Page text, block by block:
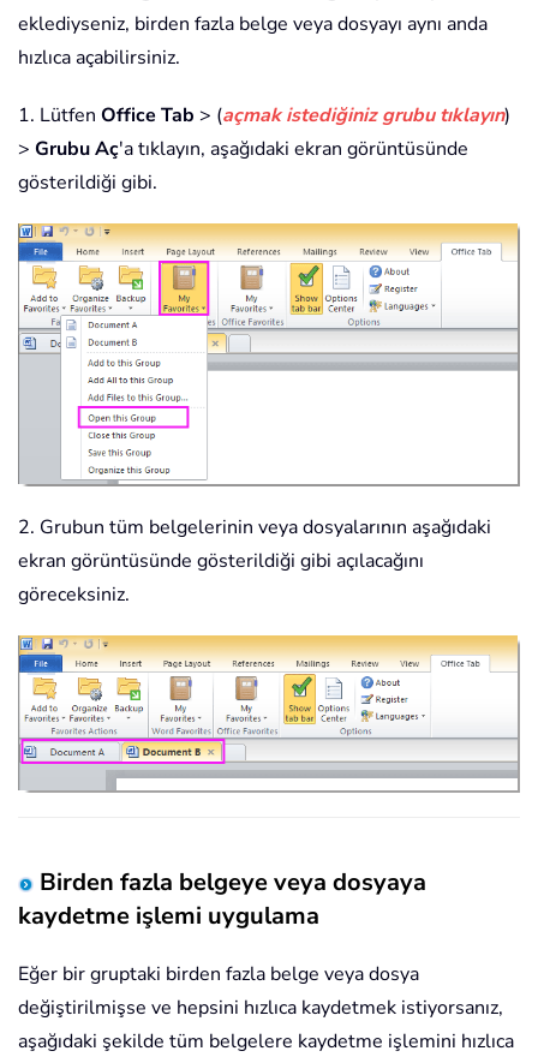
eklediyseniz, birden fazla belge veya dosyayı aynı anda
hızlıca açabilirsiniz.
1. Lütfen Office Tab > (açmak istediğiniz grubu tıklayın)
> Grubu Aç'a tıklayın, aşağıdaki ekran görüntüsünde
gösterildiği gibi.
2. Grubun tüm belgelerinin veya dosyalarının aşağıdaki
ekran görüntüsünde gösterildiği gibi açılacağını
göreceksiniz.
Birden fazla belgeye veya dosyaya
kaydetme işlemi uygulama
Eğer bir gruptaki birden fazla belge veya dosya
değiştirilmişse ve hepsini hızlıca kaydetmek istiyorsanız,
aşağıdaki şekilde tüm belgelere kaydetme işlemini hızlıca